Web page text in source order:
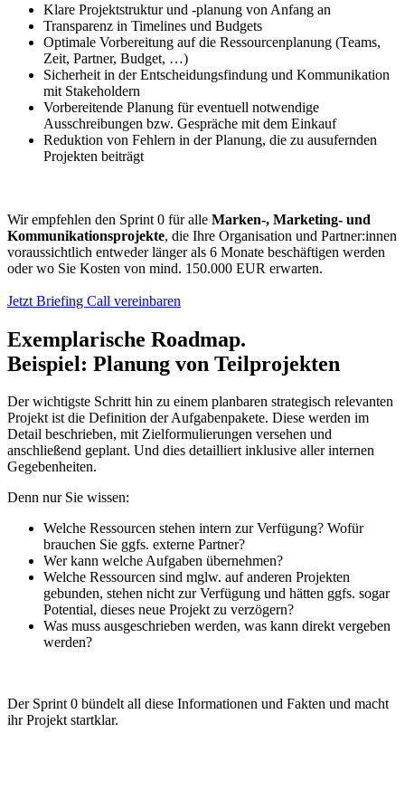
Klare Projektstruktur und -planung von Anfang an
Transparenz in Timelines und Budgets
Optimale Vorbereitung auf die Ressourcenplanung (Teams,
Zeit, Partner, Budget, …)
Sicherheit in der Entscheidungsfindung und Kommunikation
mit Stakeholdern
Vorbereitende Planung für eventuell notwendige
Ausschreibungen bzw. Gespräche mit dem Einkauf
Reduktion von Fehlern in der Planung, die zu ausufernden
Projekten beiträgt
Wir empfehlen den Sprint 0 für alle Marken-, Marketing- und
Kommunikationsprojekte, die Ihre Organisation und Partner:innen
voraussichtlich entweder länger als 6 Monate beschäftigen werden
oder wo Sie Kosten von mind. 150.000 EUR erwarten.
Jetzt Briefing Call vereinbaren
Exemplarische Roadmap.
Beispiel: Planung von Teilprojekten
Der wichtigste Schritt hin zu einem planbaren strategisch relevanten
Projekt ist die Definition der Aufgabenpakete. Diese werden im
Detail beschrieben, mit Zielformulierungen versehen und
anschließend geplant. Und dies detailliert inklusive aller internen
Gegebenheiten.
Denn nur Sie wissen:
Welche Ressourcen stehen intern zur Verfügung? Wofür
brauchen Sie ggfs. externe Partner?
Wer kann welche Aufgaben übernehmen?
Welche Ressourcen sind mglw. auf anderen Projekten
gebunden, stehen nicht zur Verfügung und hätten ggfs. sogar
Potential, dieses neue Projekt zu verzögern?
Was muss ausgeschrieben werden, was kann direkt vergeben
werden?
Der Sprint 0 bündelt all diese Informationen und Fakten und macht
ihr Projekt startklar.